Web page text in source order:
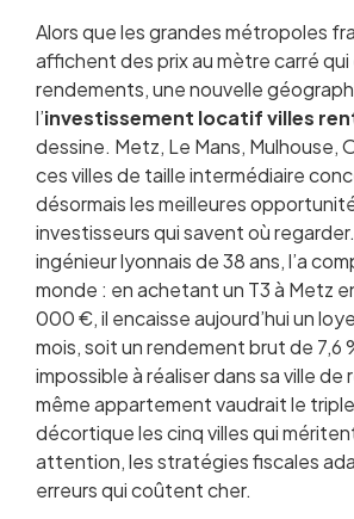
Pourquoi les villes secondaires
2026
Les critères essentiels pour
d’investissement
Metz : la perle lorraine aux
Le Mans : la cité du Maine,
croissance
Mulhouse : les rendements les
France
Orléans : la porte de Paris au
Rennes : la métropole
effervescence
Tableau comparatif des 5 villes
Quel régime fiscal adopter en
Financer son investissement
Les erreurs classiques à
Construire une stratégie
Alors que les grandes métropoles
affichent des prix au mètre carré
rendements, une nouvelle
l’investissement locatif villes
dessine. Metz, Le Mans, Mulhouse,
ces villes de taille intermédiaire
désormais les meilleures
investisseurs qui savent où
ingénieur lyonnais de 38 ans, l’a
monde : en achetant un T3 à Metz
000 €, il encaisse aujourd’hui un
mois, soit un rendement brut de 7,6
impossible à réaliser dans sa ville de
même appartement vaudrait le
décortique les cinq villes qui
attention, les stratégies fiscales
erreurs qui coûtent cher.